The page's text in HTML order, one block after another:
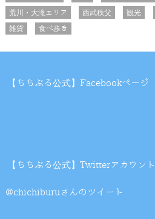
荒川・大滝エリア
西武秩父 観光
雑貨
食べ歩き
【ちちぶる公式】Facebookページ
【ちちぶる公式】Twitterアカウント
@chichiburuさんのツイート